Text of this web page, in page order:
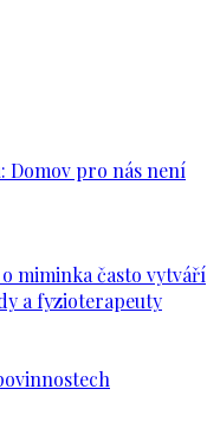
Domov pro nás není
miminka často vytváří
a fyzioterapeuty